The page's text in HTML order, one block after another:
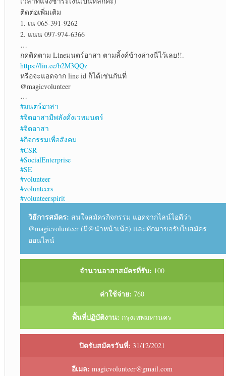
ติดต่อเพิ่มเติม
1. เน 065-391-9262
2. แนน 097-974-6366
…
กดติดตาม Lineมนตร์อาสา ตามลิ้งค์ข้างล่างนี่ไว้เลย!!.
https://lin.ee/b2M3QQz
หรือจะแอดจาก line id ก็ได้เช่นกันที่
@magicvolunteer
…
#มนตร์อาสา
#จิตอาสามีพลังดั่งเวทมนตร์
#จิตอาสา
#กิจกรรมเพื่อสังคม
#CSR
#SocialEnterprise
#SE
#volunteer
#volunteers
#volunteerspirit
วิธีการสมัคร: สนใจสมัครกิจกรรม แอดจากไลน์ไอดีว่า
@magicvolunteer (มี@นำหน้าเน้อ) และทักมาขอรับใบสมัคร
ออนไลน์
จำนวนอาสาสมัครที่รับ: 100
ค่าใช้จ่าย: 760
พื้นที่ปฏิบัติงาน: กรุงเทพมหานคร
ปิดรับสมัครวันที่: 31/12/2021
อีเมล: magicvolunteer@gmail.com